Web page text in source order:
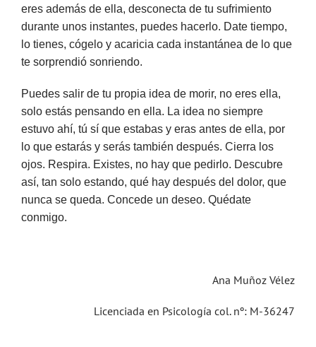
eres además de ella, desconecta de tu sufrimiento
durante unos instantes, puedes hacerlo. Date tiempo,
lo tienes, cógelo y acaricia cada instantánea de lo que
te sorprendió sonriendo.
Puedes salir de tu propia idea de morir, no eres ella,
solo estás pensando en ella. La idea no siempre
estuvo ahí, tú sí que estabas y eras antes de ella, por
lo que estarás y serás también después. Cierra los
ojos. Respira. Existes, no hay que pedirlo. Descubre
así, tan solo estando, qué hay después del dolor, que
nunca se queda. Concede un deseo. Quédate
conmigo.
Ana Muñoz Vélez
Licenciada en Psicología col. nº: M-36247